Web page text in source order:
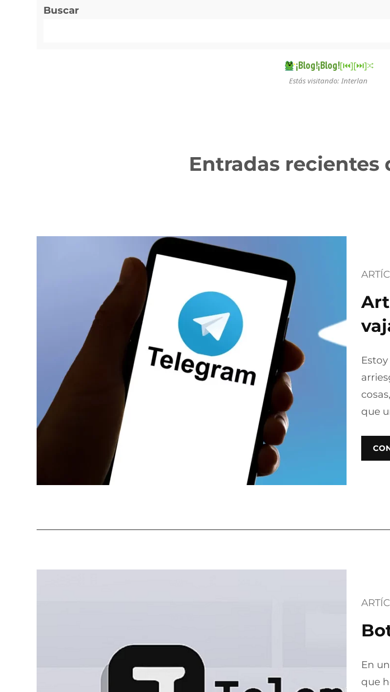
Buscar
¡Blog!¡Blog![⏮︎][⏭︎]
Estás visitando: Interlan
Entradas recientes
que
En
que